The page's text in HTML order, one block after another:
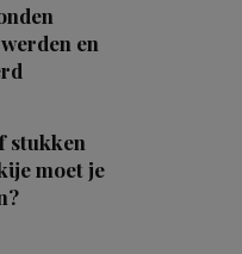
en
stukken
moet je